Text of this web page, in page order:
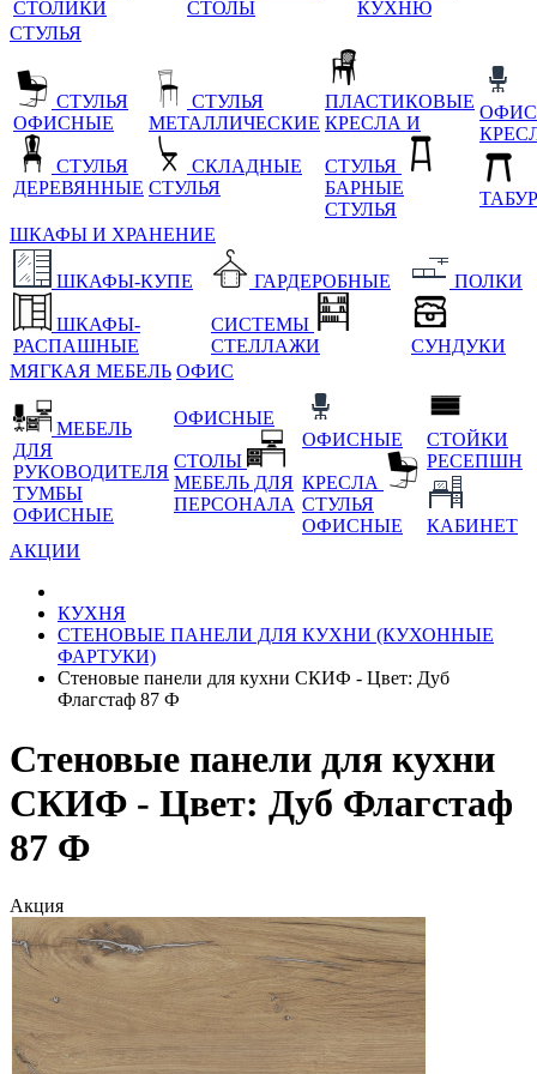
СТОЛИКИ
СТОЛЫ
КУХНЮ
СТУЛЬЯ
СТУЛЬЯ
ОФИСНЫЕ
СТУЛЬЯ
ДЕРЕВЯННЫЕ
СТУЛЬЯ
МЕТАЛЛИЧЕСКИЕ
СКЛАДНЫЕ
СТУЛЬЯ
ПЛАСТИКОВЫЕ
КРЕСЛА И
СТУЛЬЯ
БАРНЫЕ
СТУЛЬЯ
ШКАФЫ И ХРАНЕНИЕ
ШКАФЫ-КУПЕ
ШКАФЫ-
РАСПАШНЫЕ
ГАРДЕРОБНЫЕ
СИСТЕМЫ
СТЕЛЛАЖИ
ПОЛКИ
СУНДУКИ
МЯГКАЯ МЕБЕЛЬ ОФИС
МЕБЕЛЬ
ДЛЯ
РУКОВОДИТЕЛЯ
ТУМБЫ
ОФИСНЫЕ
ОФИСНЫЕ
СТОЛЫ
МЕБЕЛЬ ДЛЯ
ПЕРСОНАЛА
ОФИСНЫЕ
КРЕСЛА
СТУЛЬЯ
ОФИСНЫЕ
СТОЙКИ
РЕСЕПШН
КАБИНЕТ
АКЦИИ
КУХНЯ
СТЕНОВЫЕ ПАНЕЛИ ДЛЯ КУХНИ (КУХОННЫЕ
ФАРТУКИ)
Стеновые панели для кухни СКИФ - Цвет: Дуб
Флагстаф 87 Ф
Стеновые панели для кухни
СКИФ - Цвет: Дуб Флагстаф
87 Ф
Акция